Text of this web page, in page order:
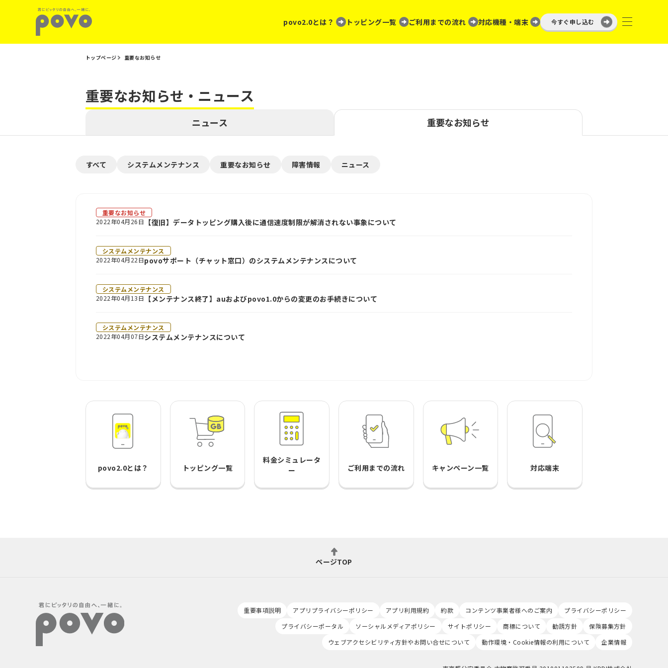
povo2.0とは？ トッピング一覧 ご利用までの流れ 対応機種・端末 今すぐ申し込む
トップページ 重要なお知らせ
重要なお知らせ・ニュース
ニュース 重要なお知らせ
すべて システムメンテナンス 重要なお知らせ 障害情報 ニュース
重要なお知らせ
2022年04月26日 【復旧】データトッピング購入後に通信速度制限が解消されない事象について
システムメンテナンス
2022年04月22日povoサポート（チャット窓口）のシステムメンテナンスについて
システムメンテナンス
2022年04月13日 【メンテナンス終了】auおよびpovo1.0からの変更のお手続きについて
システムメンテナンス
2022年04月07日システムメンテナンスについて
povo2.0とは？ トッピング一覧
料金シミュレータ
ー
ご利用までの流れ キャンペーン一覧 対応端末
ページTOP
重要事項説明 アプリプライバシーポリシー アプリ利用規約 約款 コンテンツ事業者様へのご案内
プライバシーポリシー
プライバシーポータル
ソーシャルメディアポリシー サイトポリシー 商標について 勧誘方針
保険募集方針
ウェブアクセシビリティ方針やお問い合せについて
動作環境・Cookie情報の利用について 企業情報